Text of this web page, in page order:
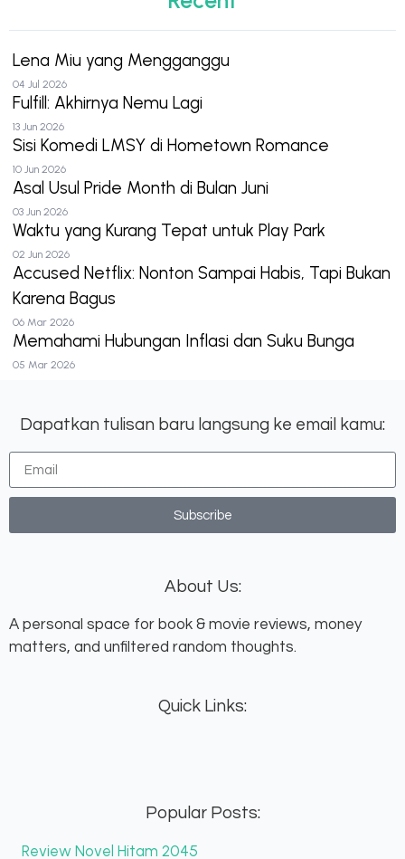
Lena Miu yang Mengganggu
04 Jul 2026
Fulfill: Akhirnya Nemu Lagi
13 Jun 2026
Sisi Komedi LMSY di Hometown Romance
10 Jun 2026
Asal Usul Pride Month di Bulan Juni
03 Jun 2026
Waktu yang Kurang Tepat untuk Play Park
02 Jun 2026
Accused Netflix: Nonton Sampai Habis, Tapi Bukan
Karena Bagus
06 Mar 2026
Memahami Hubungan Inflasi dan Suku Bunga
05 Mar 2026
Dapatkan tulisan baru langsung ke email kamu:
Subscribe
About Us:
A personal space for book & movie reviews, money
matters, and unfiltered random thoughts.
Quick Links:
Popular Posts:
Review Novel Hitam 2045